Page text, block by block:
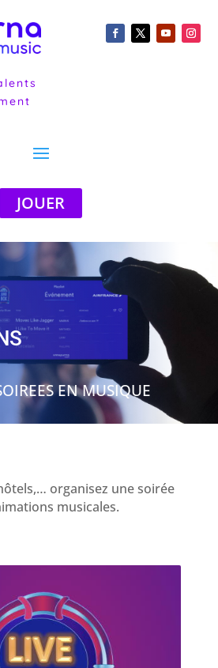
JOUER
EN MUSIQUE
organisez une soirée
musicales.